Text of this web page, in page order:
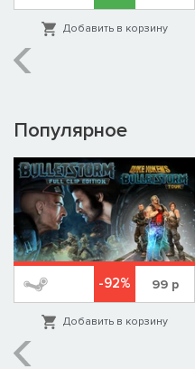
Добавить в корзину
Популярное
-92% 99р
Добавить в корзину